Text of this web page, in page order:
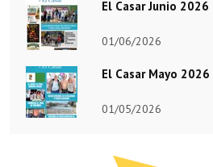
El Casar Junio 2026
01/06/2026
El Casar Mayo 2026
01/05/2026